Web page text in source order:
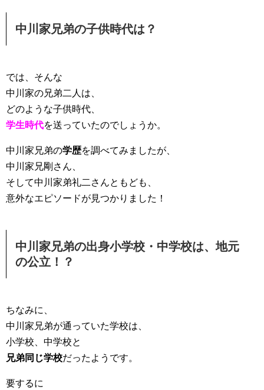
中川家兄弟の子供時代は？
では、そんな
中川家の兄弟二人は、
どのような子供時代、
学生時代を送っていたのでしょうか。
中川家兄弟の学歴を調べてみましたが、
中川家兄剛さん、
そして中川家弟礼二さんともども、
意外なエピソードが見つかりました！
中川家兄弟の出身小学校・中学校は、地元
の公立！？
ちなみに、
中川家兄弟が通っていた学校は、
小学校、中学校と
兄弟同じ学校だったようです。
要するに